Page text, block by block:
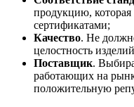
продукцию,
сертификатами;
Качество. Не
целостность
Поставщик.
работающих на
положительную